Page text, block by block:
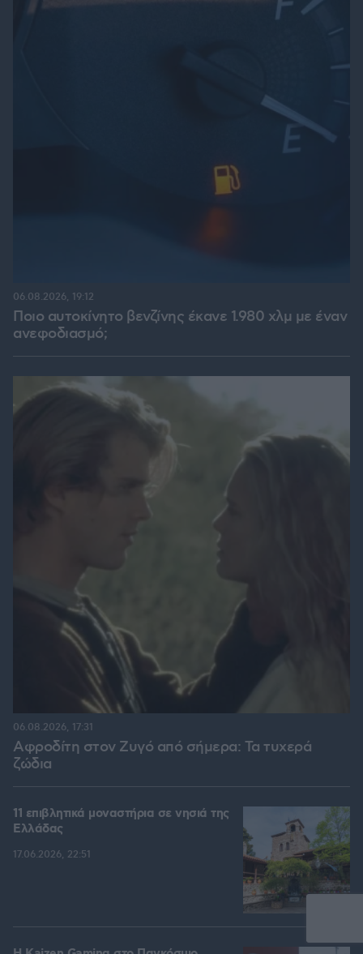
Ποιο αυτοκίνητο βενζίνης έκανε 1.980 χλμ με έναν
ανεφοδιασμό;
06.08.2026, 19:12
Αφροδίτη στον Ζυγό από σήμερα: Τα τυχερά
ζώδια
06.08.2026, 17:31
11 επιβλητικά μοναστήρια σε νησιά της
Ελλάδας
17.06.2026, 22:51